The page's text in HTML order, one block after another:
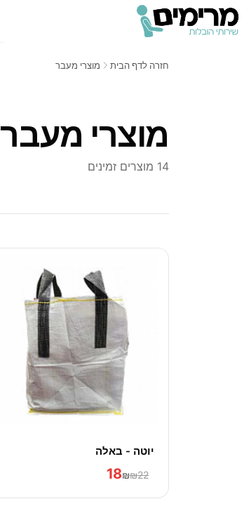
חזרה לדף הבית מוצרי מעבר
מוצרי מעבר
14 מוצרים זמינים
יוטה - באלה
₪22
₪
18